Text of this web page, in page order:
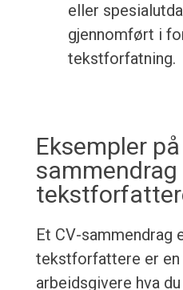
eller
gjennomført i
tekstforfatning.
Eksempler på
Et CV-sammendrag
tekstforfattere er en
arbeidsgivere hva